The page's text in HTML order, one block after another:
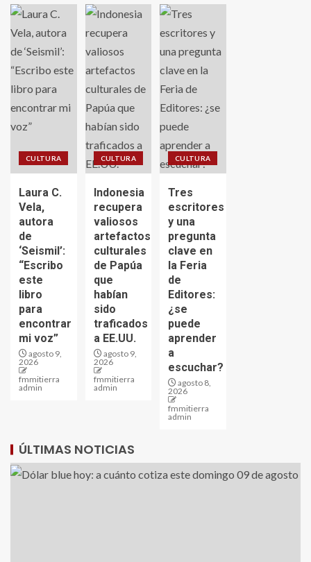
CULTURA
Laura C.
Vela,
autora
de
‘Seismil’:
“Escribo
este
libro
para
encontrar
mi voz”
agosto 9,
2026
fmmitierra
admin
CULTURA
Indonesia
recupera
valiosos
artefactos
culturales
de Papúa
que
habían
sido
traficados
a EE.UU.
agosto 9,
2026
fmmitierra
admin
CULTURA
Tres
escritores
y una
pregunta
clave en
la Feria
de
Editores:
¿se
puede
aprender
a
escuchar?
agosto 8,
2026
fmmitierra
admin
ÚLTIMAS NOTICIAS